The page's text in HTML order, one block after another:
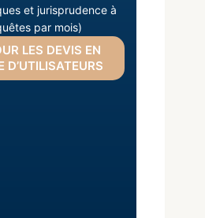
et jurisprudence à
par mois)
LES DEVIS EN